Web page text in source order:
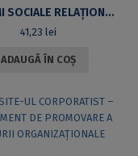
SUBLUMI SOCIALE RELAȚIONALE ÎN SPAȚIUL PUBLIC ROMÂNESC
41,23lei
ADAUGĂ ÎN COȘ